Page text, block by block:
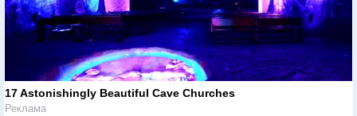
17 Astonishingly Beautiful Cave Churches
Реклама